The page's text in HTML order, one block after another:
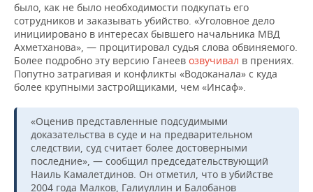
было, как не было необходимости подкупать его
сотрудников и заказывать убийство. «Уголовное дело
инициировано в интересах бывшего начальника МВД
Ахметханова», — процитировал судья слова обвиняемого.
Более подробно эту версию Ганеев озвучивал в прениях.
Попутно затрагивая и конфликты «Водоканала» с куда
более крупными застройщиками, чем «Инсаф».
«Оценив представленные подсудимыми
доказательства в суде и на предварительном
следствии, суд считает более достоверными
последние», — сообщил председательствующий
Наиль Камалетдинов. Он отметил, что в убийстве
2004 года Малков, Галиуллин и Балобанов